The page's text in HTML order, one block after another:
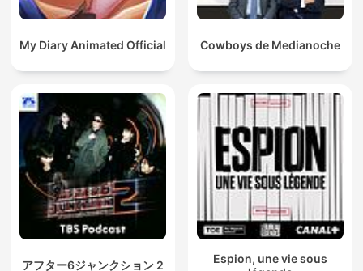
My Diary Animated Official Cowboys de Medianoche
アフター6ジャンクション 2
Espion, une vie sous